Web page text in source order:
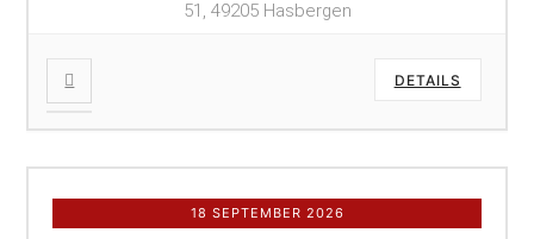
51, 49205 Hasbergen
DETAILS
18 SEPTEMBER 2026